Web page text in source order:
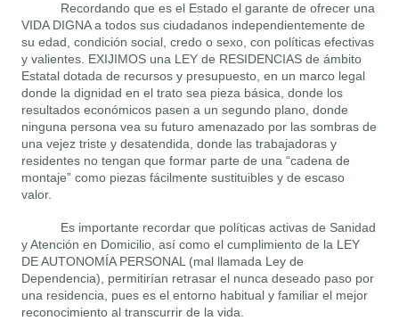
Recordando que es el Estado el garante de ofrecer una
VIDA DIGNA a todos sus ciudadanos independientemente de
su edad, condición social, credo o sexo, con políticas efectivas
y valientes. EXIJIMOS una LEY de RESIDENCIAS de ámbito
Estatal dotada de recursos y presupuesto, en un marco legal
donde la dignidad en el trato sea pieza básica, donde los
resultados económicos pasen a un segundo plano, donde
ninguna persona vea su futuro amenazado por las sombras de
una vejez triste y desatendida, donde las trabajadoras y
residentes no tengan que formar parte de una “cadena de
montaje” como piezas fácilmente sustituibles y de escaso
valor.
Es importante recordar que políticas activas de Sanidad
y Atención en Domicilio, así como el cumplimiento de la LEY
DE AUTONOMÍA PERSONAL (mal llamada Ley de
Dependencia), permitirían retrasar el nunca deseado paso por
una residencia, pues es el entorno habitual y familiar el mejor
reconocimiento al transcurrir de la vida.